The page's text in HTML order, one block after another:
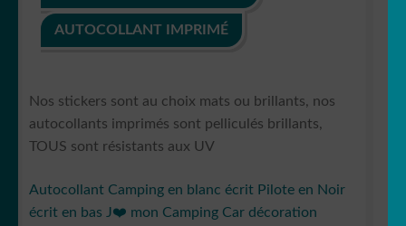
AUTOCOLLANT IMPRIMÉ
Nos stickers sont au choix mats ou brillants, nos
autocollants imprimés sont pelliculés brillants,
TOUS sont résistants aux UV
Autocollant Camping en blanc écrit Pilote en Noir
écrit en bas J❤️ mon Camping Car décoration